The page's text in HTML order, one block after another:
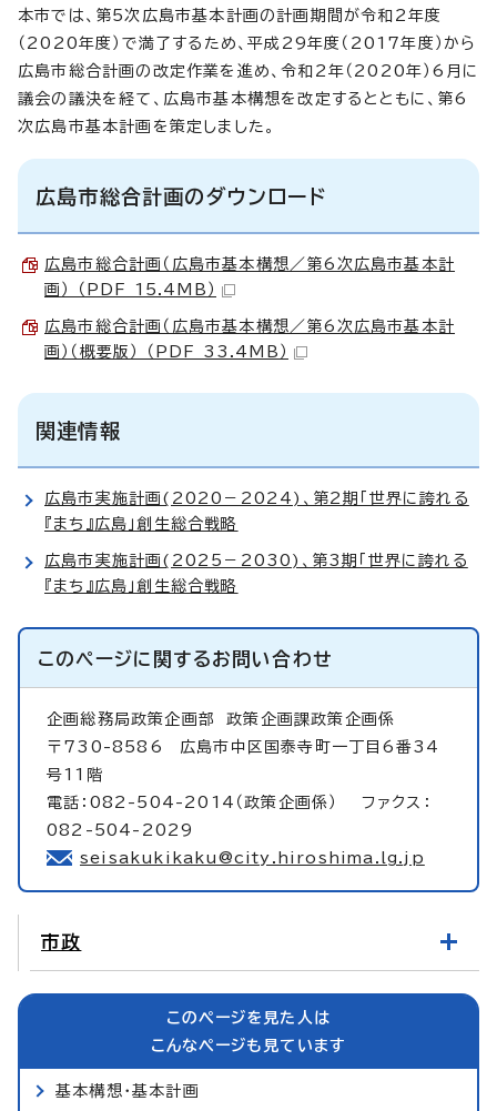
本市では、第5次広島市基本計画の計画期間が令和2年度
（2020年度）で満了するため、平成29年度（2017年度）から
広島市総合計画の改定作業を進め、令和2年（2020年）6月に
議会の議決を経て、広島市基本構想を改定するとともに、第6
次広島市基本計画を策定しました。
広島市総合計画のダウンロード
広島市総合計画（広島市基本構想／第6次広島市基本計
画） （PDF 15.4MB）
広島市総合計画（広島市基本構想／第6次広島市基本計
画）（概要版） （PDF 33.4MB）
関連情報
広島市実施計画(2020－2024)、第2期「世界に誇れる
『まち』広島」創生総合戦略
広島市実施計画(2025－2030)、第3期「世界に誇れる
『まち』広島」創生総合戦略
このページに関するお問い合わせ
企画総務局政策企画部政策企画課政策企画係
〒730-8586 広島市中区国泰寺町一丁目6番34
号11階
電話：082-504-2014（政策企画係） ファクス：
082-504-2029
seisakukikaku@city.hiroshima.lg.jp
市政
このページを見た人は
こんなページも見ています
基本構想・基本計画